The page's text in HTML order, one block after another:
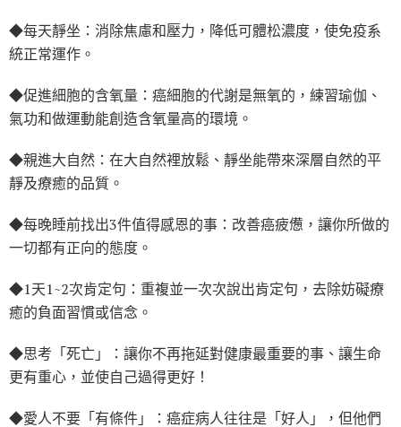
◆每天靜坐：消除焦慮和壓力，降低可體松濃度，使免疫系
統正常運作。
◆促進細胞的含氧量：癌細胞的代謝是無氧的，練習瑜伽、
氣功和做運動能創造含氧量高的環境。
◆親進大自然：在大自然裡放鬆、靜坐能帶來深層自然的平
靜及療癒的品質。
◆每晚睡前找出3件值得感恩的事：改善癌疲憊，讓你所做的
一切都有正向的態度。
◆1天1~2次肯定句：重複並一次次說出肯定句，去除妨礙療
癒的負面習慣或信念。
◆思考「死亡」：讓你不再拖延對健康最重要的事、讓生命
更有重心，並使自己過得更好！
◆愛人不要「有條件」：癌症病人往往是「好人」，但他們